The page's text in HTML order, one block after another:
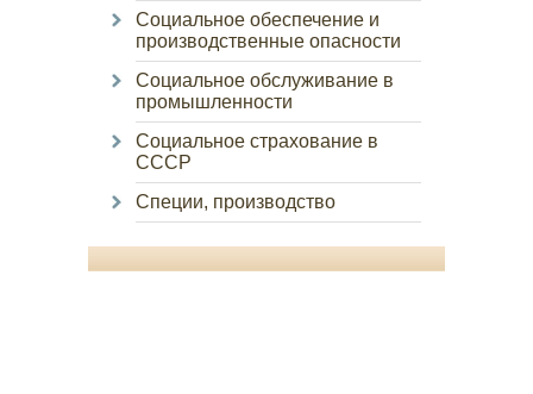
Социальное обеспечение и
производственные опасности
Социальное обслуживание в
промышленности
Социальное страхование в
СССР
Специи, производство